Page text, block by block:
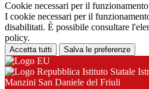
Cookie necessari per il funzionamento
I cookie necessari per il
disabilitati. È possibile consultare
policy.
Accetta tutti Salva le preferenze
Istituto Statale
Manzini San Daniele del Friuli